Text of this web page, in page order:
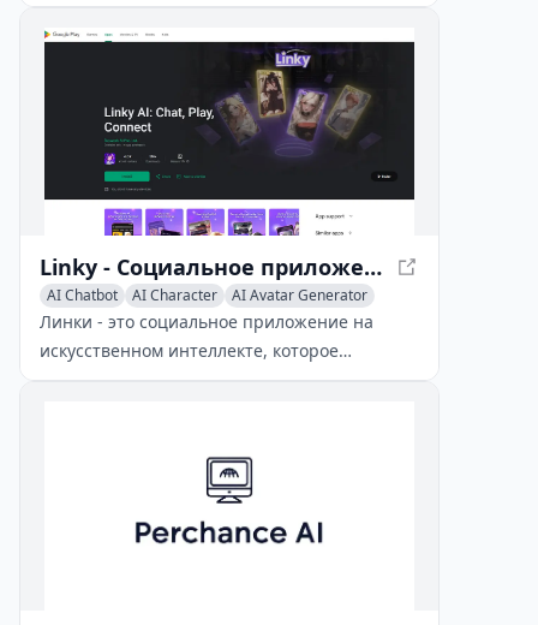
моделей Flux.1 Pro, предлагающий ряд
инновационных приложений для
художественного выражения и
дизайнерских инноваций.
Linky - Социальное приложение на искусственном интеллекте для иммерсионных взаимодействий
AI Chatbot AI Character AI Avatar Generator
Линки - это социальное приложение на
искусственном интеллекте, которое
позволяет пользователям
персонализированные цифровые клоны и
наслаждаться иммерсионными
социальными взаимодействиями.